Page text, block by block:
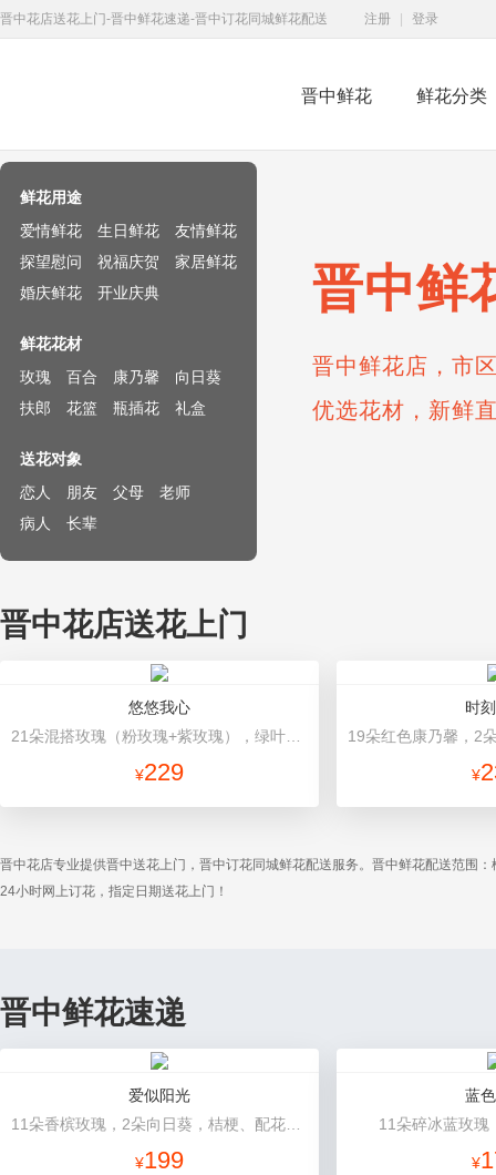
晋中花店送花上门-晋中鲜花速递-晋中订花同城鲜花配送 注册 登录
晋中鲜花 鲜花分类
晋中鲜
晋中鲜花店，市
优选花材，新鲜
鲜花用途
爱情鲜花
生日鲜花
友情鲜花
探望慰问
祝福庆贺
家居鲜花
婚庆鲜花
开业庆典
鲜花花材
玫瑰
百合 康乃馨
向日葵
扶郎
花篮 瓶插花 礼盒
送花对象
恋人
朋友 父母
老师
病人
长辈
晋中花店送花上门
悠悠我心
¥229
时
¥
晋中花店专业提供晋中送花上门，晋中订花同城鲜花配送服务。晋中鲜花配送范围
24小时网上订花，指定日期送花上门！
晋中鲜花速递
爱似阳光
¥199
蓝
11朵碎冰蓝玫瑰
¥